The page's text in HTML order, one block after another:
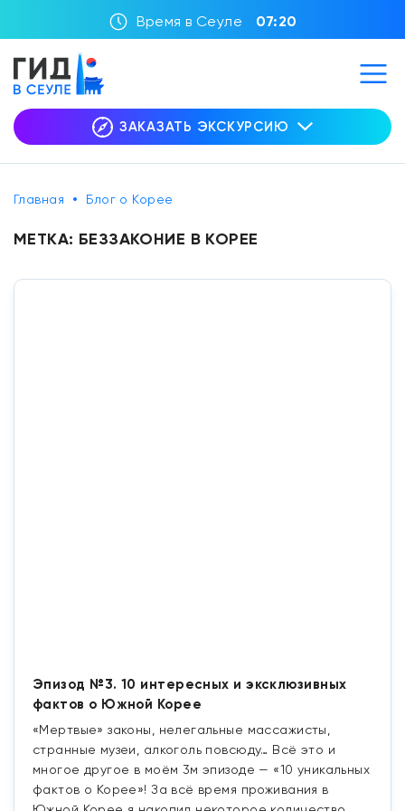
Время в Сеуле 07:20
ЗАКАЗАТЬ ЭКСКУРСИЮ
Главная Блог о Корее
МЕТКА: БЕЗЗАКОНИЕ В КОРЕЕ
Эпизод №3. 10 интересных и эксклюзивных
фактов о Южной Корее
«Мертвые» законы, нелегальные массажисты,
странные музеи, алкоголь повсюду… Всё это и
многое другое в моём 3м эпизоде — «10 уникальных
фактов о Корее»! За всё время проживания в